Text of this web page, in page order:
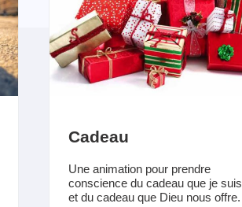
Cadeau
Une animation pour prendre
conscience du cadeau que je suis
et du cadeau que Dieu nous offre.